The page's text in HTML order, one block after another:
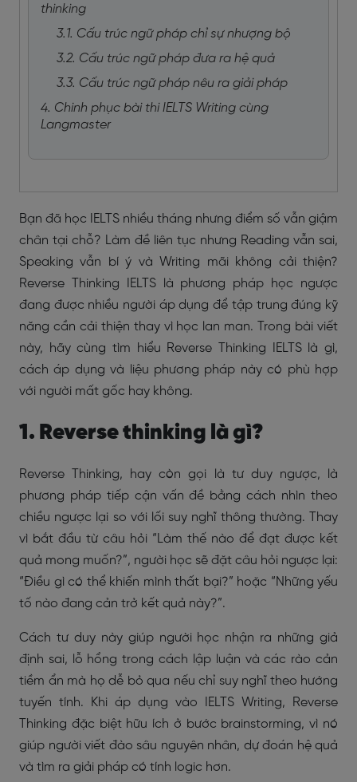
thinking
3.1. Cấu trúc ngữ pháp chỉ sự nhượng bộ
3.2. Cấu trúc ngữ pháp đưa ra hệ quả
3.3. Cấu trúc ngữ pháp nêu ra giải pháp
4. Chinh phục bài thi IELTS Writing cùng
Langmaster
Bạn đã học IELTS nhiều tháng nhưng điểm số vẫn giậm
chân tại chỗ? Làm đề liên tục nhưng Reading vẫn sai,
Speaking vẫn bí ý và Writing mãi không cải thiện?
Reverse Thinking IELTS là phương pháp học ngược
đang được nhiều người áp dụng để tập trung đúng kỹ
năng cần cải thiện thay vì học lan man. Trong bài viết
này, hãy cùng tìm hiểu Reverse Thinking IELTS là gì,
cách áp dụng và liệu phương pháp này có phù hợp
với người mất gốc hay không.
1. Reverse thinking là gì?
Reverse Thinking, hay còn gọi là tư duy ngược, là
phương pháp tiếp cận vấn đề bằng cách nhìn theo
chiều ngược lại so với lối suy nghĩ thông thường. Thay
vì bắt đầu từ câu hỏi “Làm thế nào để đạt được kết
quả mong muốn?”, người học sẽ đặt câu hỏi ngược lại:
“Điều gì có thể khiến mình thất bại?” hoặc “Những yếu
tố nào đang cản trở kết quả này?”.
Cách tư duy này giúp người học nhận ra những giả
định sai, lỗ hổng trong cách lập luận và các rào cản
tiềm ẩn mà họ dễ bỏ qua nếu chỉ suy nghĩ theo hướng
tuyến tính. Khi áp dụng vào IELTS Writing, Reverse
Thinking đặc biệt hữu ích ở bước brainstorming, vì nó
giúp người viết đào sâu nguyên nhân, dự đoán hệ quả
và tìm ra giải pháp có tính logic hơn.